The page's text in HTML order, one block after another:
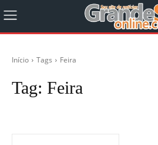
Início Tags Feira
Tag: Feira